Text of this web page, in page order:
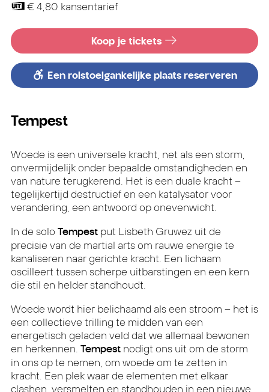
€ 4,80 kansentarief
Koop je tickets
Een rolstoelgankelijke plaats reserveren
Tempest
Woede is een universele kracht, net als een storm,
onvermijdelijk onder bepaalde omstandigheden en
van nature terugkerend. Het is een duale kracht –
tegelijkertijd destructief en een katalysator voor
verandering, een antwoord op onevenwicht.
In de solo Tempest put Lisbeth Gruwez uit de
precisie van de martial arts om rauwe energie te
kanaliseren naar gerichte kracht. Een lichaam
oscilleert tussen scherpe uitbarstingen en een kern
die stil en helder standhoudt.
Woede wordt hier belichaamd als een stroom – het is
een collectieve trilling te midden van een
energetisch geladen veld dat we allemaal bewonen
en herkennen. Tempest nodigt ons uit om de storm
in ons op te nemen, om woede om te zetten in
kracht. Een plek waar de elementen met elkaar
clashen, versmelten en standhouden in een nieuwe